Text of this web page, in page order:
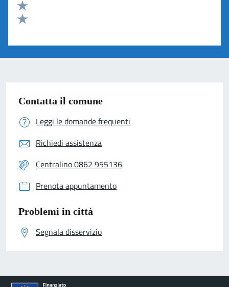
Valuta 3 stelle su 5
Valuta 2 stelle su 5
Contatta il comune
Leggi le domande frequenti
Richiedi assistenza
Centralino 0862 955136
Prenota appuntamento
Problemi in città
Segnala disservizio